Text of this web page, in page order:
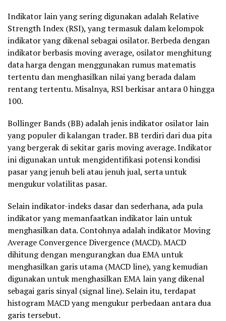
Indikator lain yang sering digunakan adalah Relative
Strength Index (RSI), yang termasuk dalam kelompok
indikator yang dikenal sebagai osilator. Berbeda dengan
indikator berbasis moving average, osilator menghitung
data harga dengan menggunakan rumus matematis
tertentu dan menghasilkan nilai yang berada dalam
rentang tertentu. Misalnya, RSI berkisar antara 0 hingga
100.
Bollinger Bands (BB) adalah jenis indikator osilator lain
yang populer di kalangan trader. BB terdiri dari dua pita
yang bergerak di sekitar garis moving average. Indikator
ini digunakan untuk mengidentifikasi potensi kondisi
pasar yang jenuh beli atau jenuh jual, serta untuk
mengukur volatilitas pasar.
Selain indikator-indeks dasar dan sederhana, ada pula
indikator yang memanfaatkan indikator lain untuk
menghasilkan data. Contohnya adalah indikator Moving
Average Convergence Divergence (MACD). MACD
dihitung dengan mengurangkan dua EMA untuk
menghasilkan garis utama (MACD line), yang kemudian
digunakan untuk menghasilkan EMA lain yang dikenal
sebagai garis sinyal (signal line). Selain itu, terdapat
histogram MACD yang mengukur perbedaan antara dua
garis tersebut.